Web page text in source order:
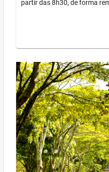
partir das 8h30, de forma